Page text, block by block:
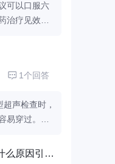
，每天可以
菜花粉为主
第一个专业
力，有效改
讲，它可以
高免疫力，
刺激等食
茶等，也要
可以口服六
治疗见效
平常要积极
素质，增强
有补肾固精
院的泌尿外
1个回答
声检查时，
易穿过。液
穿过。药流小孩头晕肚子不舒服是什么原因引起的